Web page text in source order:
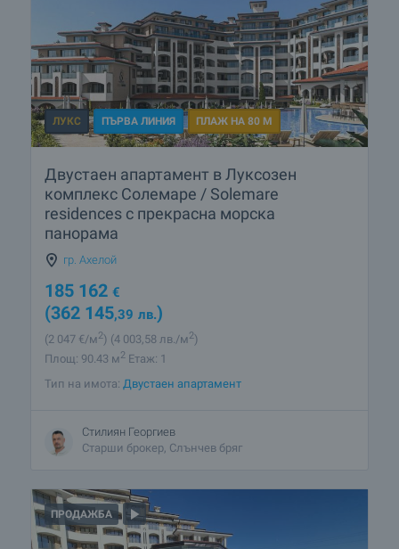
ЛУКС ПЪРВА ЛИНИЯ ПЛАЖ НА 80 М
Двустаен апартамент в Луксозен
комплекс Солемаре / Solemare
residences с прекрасна морска
панорама
гр. Ахелой
185 162 €
(362 145,39 лв.)
(2 047 €/м2) (4 003 ,58 лв./м2)
Площ: 90.43 м2 Етаж: 1
Тип на имота: Двустаен апартамент
Стилиян Георгиев
Старши брокер, Слънчев бряг
ПРОДАЖБА